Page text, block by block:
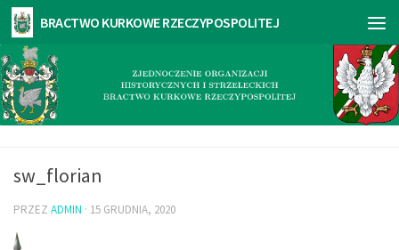
sw_florian
PRZEZ ADMIN · 15 GRUDNIA, 2020